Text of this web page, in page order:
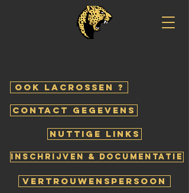
ook lacrossen ?
contact gegevens
nuttige links
inschrijven & documentatie
vertrouwenspersoon